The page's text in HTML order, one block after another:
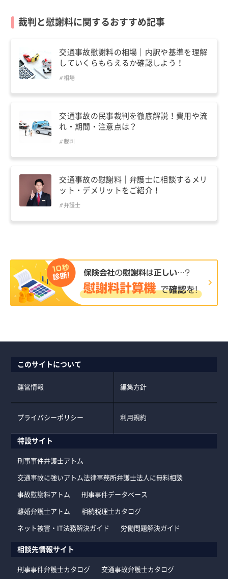
裁判と慰謝料に関するおすすめ記事
交通事故慰謝料の相場｜内訳や基準を理解
していくらもらえるか確認しよう！
相場
交通事故の民事裁判を徹底解説！費用や流
れ・期間・注意点は？
裁判
交通事故の慰謝料｜弁護士に相談するメリ
ット・デメリットをご紹介！
弁護士
このサイトについて
運営情報 編集方針
プライバシーポリシー 利用規約
特設サイト
刑事事件弁護士アトム
交通事故に強いアトム法律事務所弁護士法人に無料相談
事故慰謝料アトム 刑事事件データベース
離婚弁護士アトム 相続税理士カタログ
ネット被害・IT法務解決ガイド 労働問題解決ガイド
相談先情報サイト
刑事事件弁護士カタログ 交通事故弁護士カタログ